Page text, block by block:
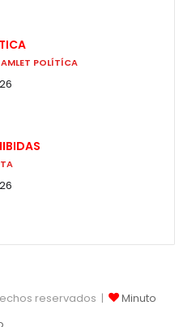
POLÍTÍCA
reservados |
Minuto